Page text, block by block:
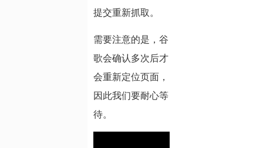
提交重新抓取。
需要注意的是，谷
歌会确认多次后才
会重新定位页面，
因此我们要耐心等
待。